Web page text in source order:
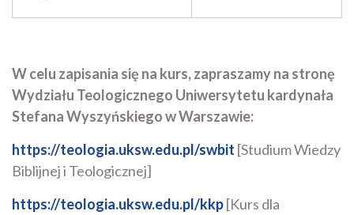
W celu zapisania się na kurs, zapraszamy na stronę
Wydziału Teologicznego Uniwersytetu kardynała
Stefana Wyszyńskiego w Warszawie:
https://teologia.uksw.edu.pl/swbit [Studium Wiedzy
Biblijnej i Teologicznej]
https://teologia.uksw.edu.pl/kkp[Kurs dla